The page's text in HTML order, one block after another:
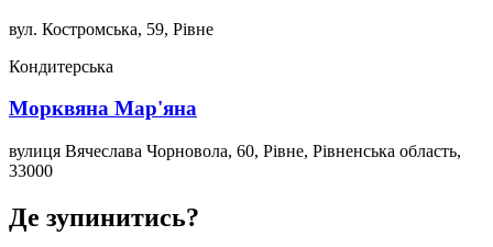
вул. Костромська, 59, Рівне
Кондитерська
Морквяна Мар'яна
вулиця Вячеслава Чорновола, 60, Рівне, Рівненська область,
33000
Де зупинитись?